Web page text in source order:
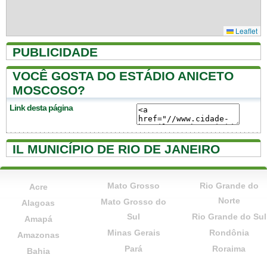
Leaflet
PUBLICIDADE
VOCÊ GOSTA DO ESTÁDIO ANICETO
MOSCOSO?
Link desta página
IL MUNICÍPIO DE RIO DE JANEIRO
Acre
Alagoas
Amapá
Amazonas
Bahia
Mato Grosso
Mato Grosso do
Sul
Minas Gerais
Pará
Rio Grande do
Norte
Rio Grande do Sul
Rondônia
Roraima